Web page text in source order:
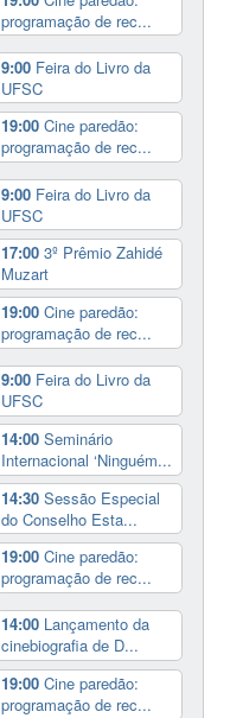
programação de rec...
9:00 Feira do Livro da
UFSC
19:00Cine paredão:
programação de rec...
9:00 Feira do Livro da
UFSC
17:003º Prêmio Zahidé
Muzart
19:00Cine paredão:
programação de rec...
9:00 Feira do Livro da
UFSC
14:00Seminário
Internacional ‘Ninguém...
14:30Sessão Especial
do Conselho Esta...
19:00Cine paredão:
programação de rec...
14:00 Lançamento da
cinebiografia de D...
19:00Cine paredão:
programação de rec...